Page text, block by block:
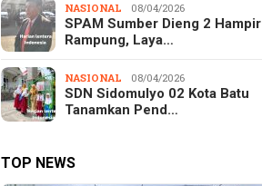
NASIONAL 08/04/2026
SPAM Sumber Dieng 2 Hampir
Rampung, Laya…
NASIONAL 08/04/2026
SDN Sidomulyo 02 Kota Batu
Tanamkan Pend…
TOP NEWS